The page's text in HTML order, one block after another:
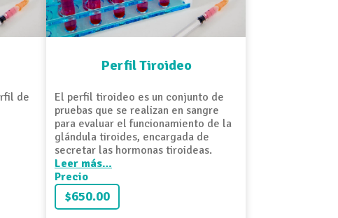
de
Perfil Tiroideo
El perfil tiroideo es un conjunto de
pruebas que se realizan en sangre
para evaluar el funcionamiento de la
glándula tiroides, encargada de
secretar las hormonas tiroideas.
Leer más…
Precio
$650.00